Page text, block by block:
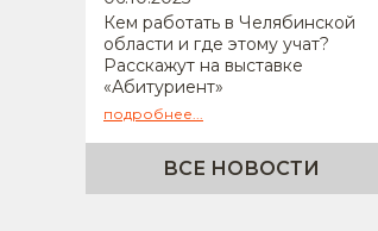
Кем работать в Челябинской
области и где этому учат?
Расскажут на выставке
«Абитуриент»
подробнее...
ВСЕ НОВОСТИ